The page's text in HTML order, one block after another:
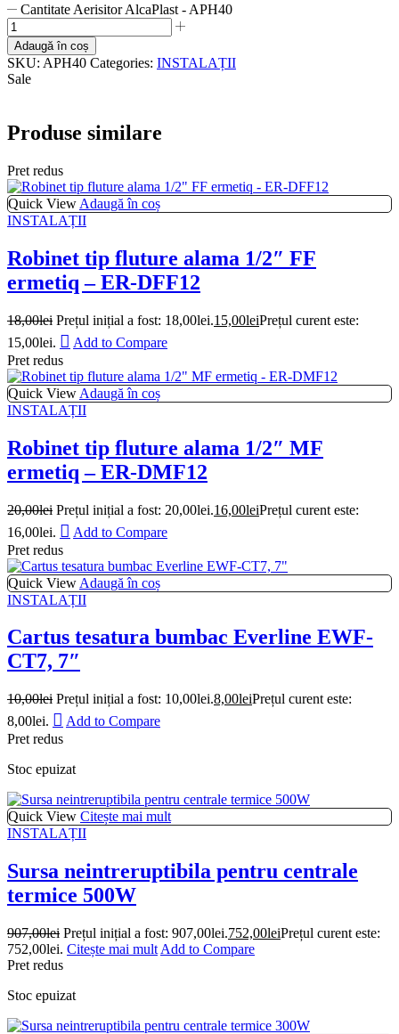
Cantitate Aerisitor AlcaPlast - APH40
Adaugă în coș
SKU: APH40 Categories: INSTALAȚII
Sale
Produse similare
Pret redus
Quick View Adaugă în coș
INSTALAȚII
Robinet tip fluture alama 1/2″ FF
ermetiq – ER-DFF12
18,00lei Prețul inițial a fost: 18,00lei.15,00leiPrețul curent este:
15,00lei.
Add to Compare
Pret redus
Quick View Adaugă în coș
INSTALAȚII
Robinet tip fluture alama 1/2″ MF
ermetiq – ER-DMF12
20,00lei Prețul inițial a fost: 20,00lei.16,00leiPrețul curent este:
16,00lei.
Add to Compare
Pret redus
Quick View Adaugă în coș
INSTALAȚII
Cartus tesatura bumbac Everline EWF-
CT7, 7″
10,00lei Prețul inițial a fost: 10,00lei.8,00leiPrețul curent este:
8,00lei.
Add to Compare
Pret redus
Stoc epuizat
Quick View Citește mai mult
INSTALAȚII
Sursa neintreruptibila pentru centrale
termice 500W
907,00lei Prețul inițial a fost: 907,00lei.752,00leiPrețul curent este:
752,00lei. Citește mai mult Add to Compare
Pret redus
Stoc epuizat